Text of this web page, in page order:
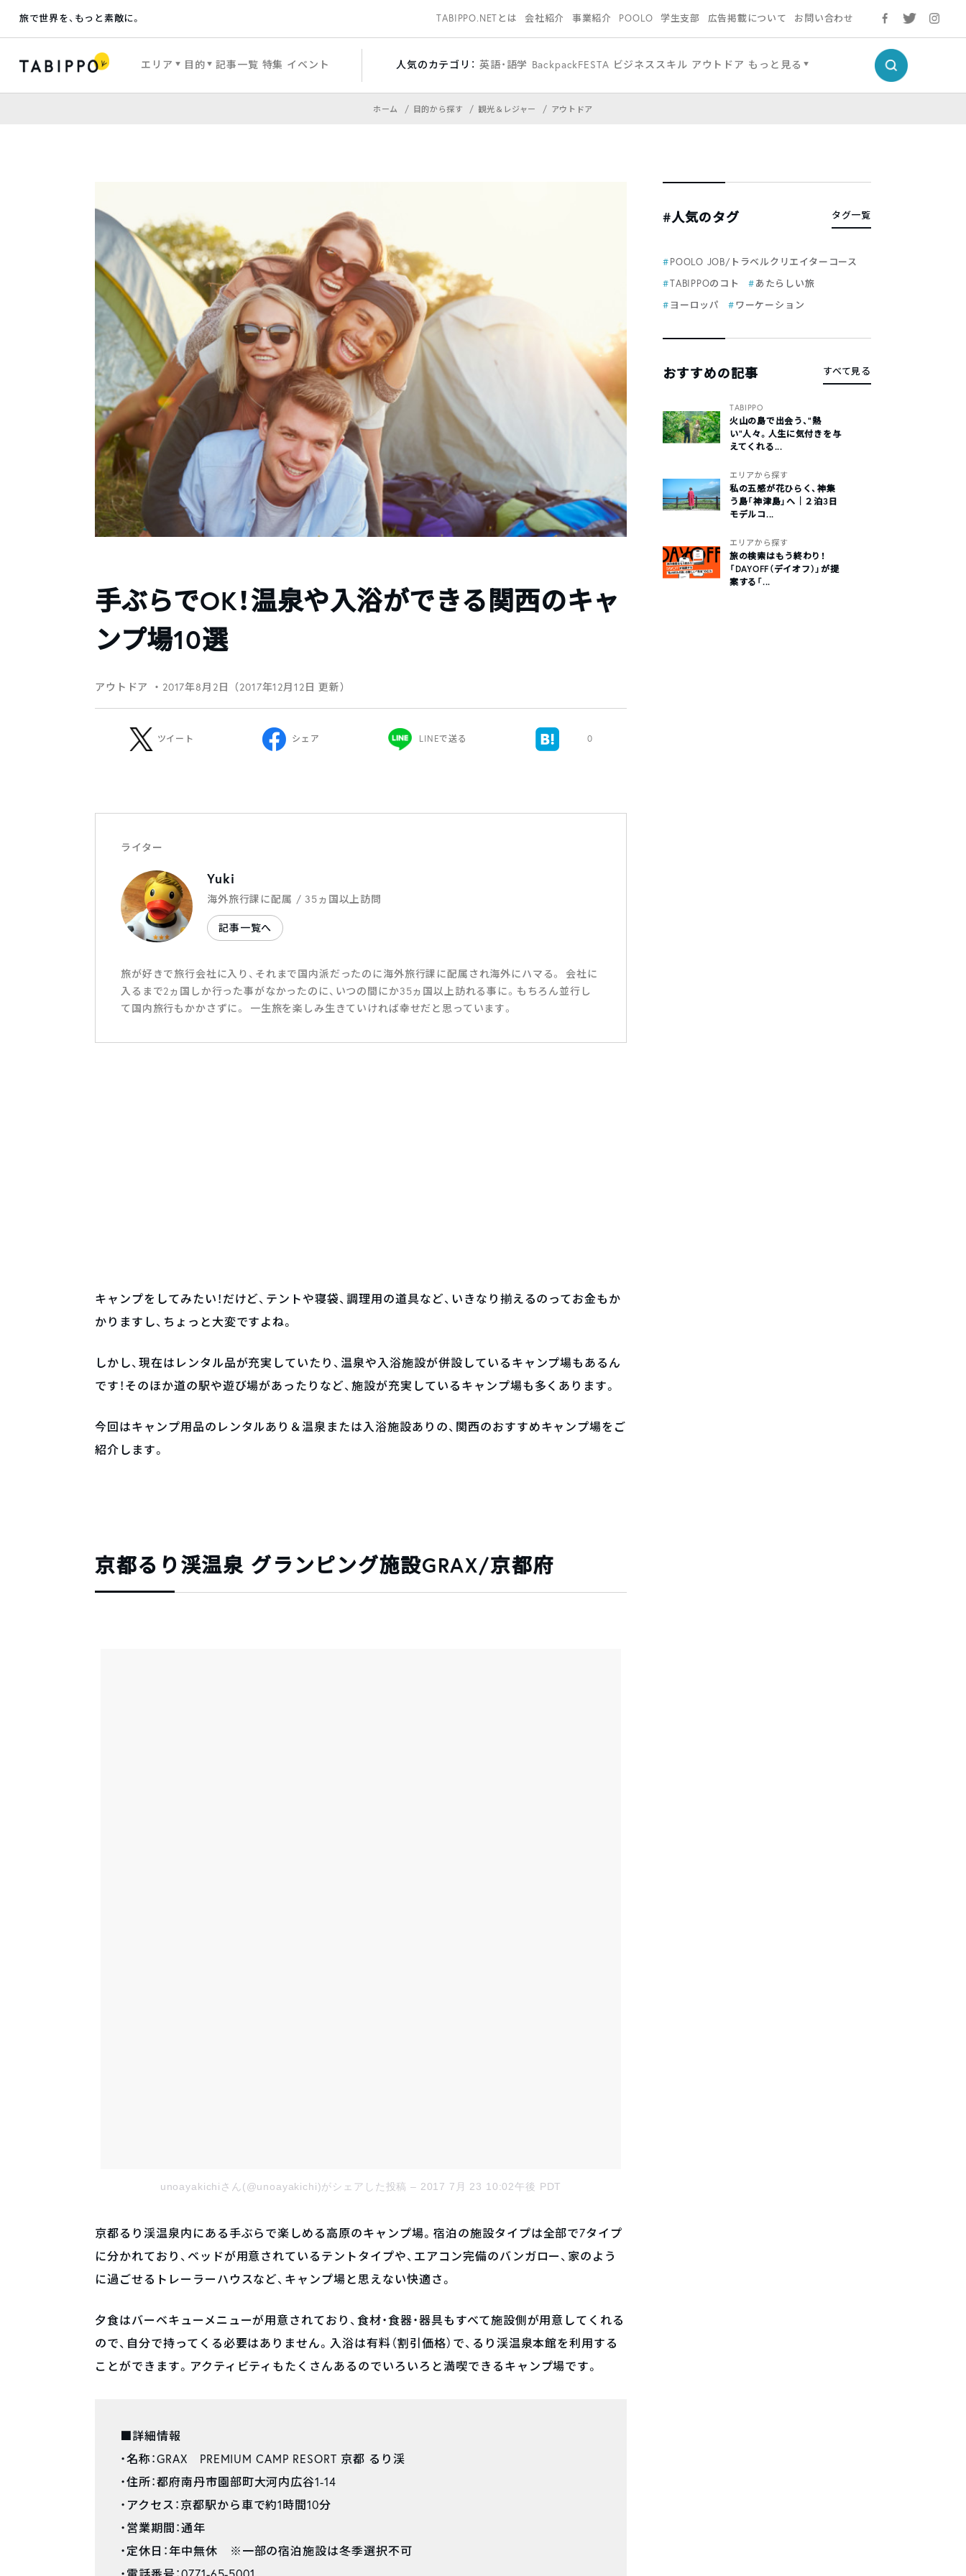
旅で世界を、もっと素敵に。 TABIPPO.NETとは 会社紹介 事業紹介 POOLO 学生支部 広告掲載について お問い合わせ
エリア 目的 記事一覧 特集 イベント 人気のカテゴリ： 英語・語学 BackpackFESTA ビジネススキル アウトドア もっと見る
ホーム 目的から探す 観光＆レジャー アウトドア
手ぶらでOK！温泉や入浴ができる関西のキャ
ンプ場10選
アウトドア ・2017年8月2日（2017年12月12日 更新）
ツイート シェア LINEで送る 0
ライター
Yuki
海外旅行課に配属 / 35ヵ国以上訪問
記事一覧へ
旅が好きで旅行会社に入り、それまで国内派だったのに海外旅行課に配属され海外にハマる。 会社に
入るまで2ヵ国しか行った事がなかったのに、いつの間にか35ヵ国以上訪れる事に。もちろん並行し
て国内旅行もかかさずに。 一生旅を楽しみ生きていければ幸せだと思っています。
キャンプをしてみたい！だけど、テントや寝袋、調理用の道具など、いきなり揃えるのってお金もか
かりますし、ちょっと大変ですよね。
しかし、現在はレンタル品が充実していたり、温泉や入浴施設が併設しているキャンプ場もあるん
です！そのほか道の駅や遊び場があったりなど、施設が充実しているキャンプ場も多くあります。
今回はキャンプ用品のレンタルあり＆温泉または入浴施設ありの、関西のおすすめキャンプ場をご
紹介します。
京都るり渓温泉 グランピング施設GRAX/京都府
unoayakichiさん(@unoayakichi)がシェアした投稿 – 2017 7月 23 10:02午後 PDT
京都るり渓温泉内にある手ぶらで楽しめる高原のキャンプ場。宿泊の施設タイプは全部で7タイプ
に分かれており、ベッドが用意されているテントタイプや、エアコン完備のバンガロー、家のよう
に過ごせるトレーラーハウスなど、キャンプ場と思えない快適さ。
夕食はバーベキューメニューが用意されており、食材・食器・器具もすべて施設側が用意してくれる
ので、自分で持ってくる必要はありません。入浴は有料（割引価格）で、るり渓温泉本館を利用する
ことができます。アクティビティもたくさんあるのでいろいろと満喫できるキャンプ場です。
■詳細情報
・名称：GRAX PREMIUM CAMP RESORT 京都 るり渓
・住所：都府南丹市園部町大河内広谷1-14
・アクセス：京都駅から車で約1時間10分
・営業期間：通年
・定休日：年中無休 ※一部の宿泊施設は冬季選択不可
#人気のタグ タグ一覧
POOLO JOB/トラベルクリエイターコース
TABIPPOのコト
あたらしい旅
ヨーロッパ
ワーケーション
おすすめの記事 すべて見る
TABIPPO
火山の島で出会う、“熱
い“人々。人生に気付きを与
えてくれる...
エリアから探す
私の五感が花ひらく、神集
う島「神津島」へ｜２泊3日
モデルコ...
エリアから探す
旅の検索はもう終わり！
「DAYOFF（デイオフ）」が提
案する「...